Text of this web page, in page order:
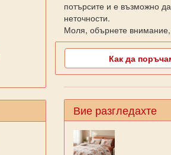
потърсите и е възможно
неточности.
Моля, обърнете внимание,
Как да
Вие разгледахте